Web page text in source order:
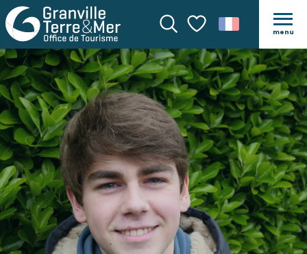
Recherche
Voir les favoris
menu